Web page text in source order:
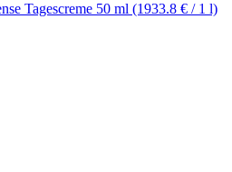
Tagescreme 50 ml (1933.8 € / 1 l)